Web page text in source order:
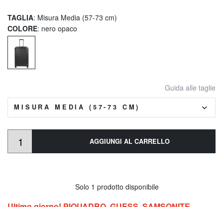
TAGLIA: Misura Media (57-73 cm)
COLORE: nero opaco
Guida alle taglie
MISURA MEDIA (57-73 CM)
AGGIUNGI AL CARRELLO
Solo 1 prodotto disponibile